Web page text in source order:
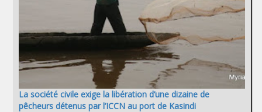
La société civile exige la libération d’une dizaine de
pêcheurs détenus par l’ICCN au port de Kasindi